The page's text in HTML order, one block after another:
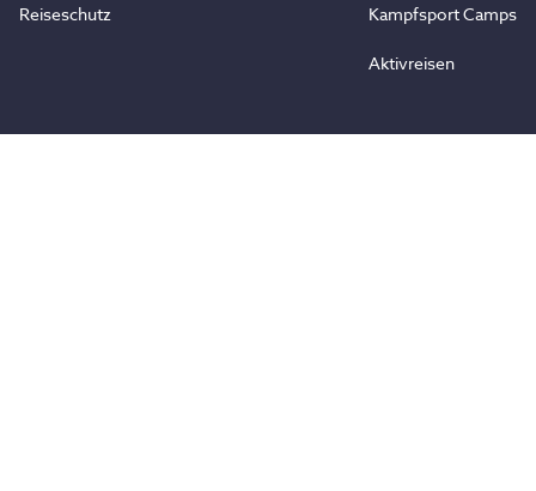
Reiseschutz Kampfsport Camps
Aktivreisen